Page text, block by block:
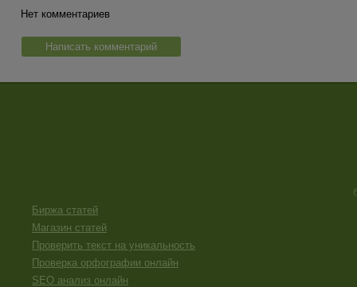
Нет комментариев
Написать комментарий
Биржа статей
Магазин статей
Проверить текст на уникальность
Проверка орфографии онлайн
SEO анализ онлайн